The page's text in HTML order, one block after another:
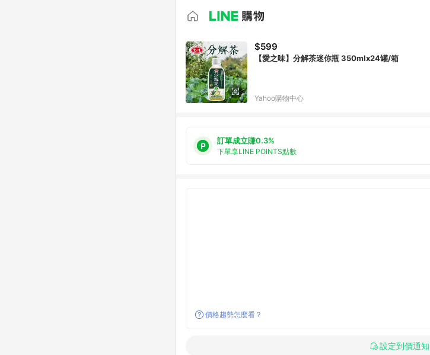
$599
【愛之味】分解茶迷你瓶 350mlx24罐/箱
Yahoo購物中心
訂單成立賺0.3%
下單享LINE POINTS點數
價格趨勢怎麼看？
設定到價通知